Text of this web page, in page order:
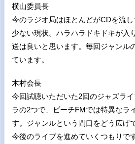
横山委員長
今のラジオ局はほとんどがCDを流
少ない現状。ハラハラドキドキが入
送は良いと思います。毎回ジャンル
ています。
木村会長
今回試聴いただいた2回のジャズラ
ラの2つで、ビーチFMでは特異なラ
す。ジャンルという間口をどう広げ
今後のライブを進めていくつもりです